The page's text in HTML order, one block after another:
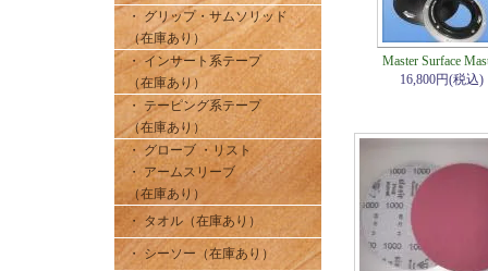
・ グリップ・サムソリッド
（在庫あり）
・ インサート系テープ
（在庫あり）
・ テーピング系テープ
（在庫あり）
・ グローブ ・リスト
・ アームスリーブ
（在庫あり）
・ タオル（在庫あり）
・ シーソー（在庫あり）
Master Surface
16,800円(税込)